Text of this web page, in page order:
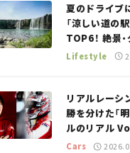
夏のドライブ
「涼しい道の
TOP6！ 絶景
ーラーなど、
Lifestyle
リアルレーシ
勝を分けた「
ルのリアル
GT 2026開幕
Cars